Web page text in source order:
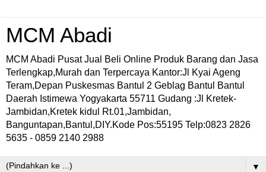
MCM Abadi
MCM Abadi Pusat Jual Beli Online Produk Barang dan Jasa
Terlengkap,Murah dan Terpercaya Kantor:Jl Kyai Ageng
Teram,Depan Puskesmas Bantul 2 Geblag Bantul Bantul
Daerah Istimewa Yogyakarta 55711 Gudang :Jl Kretek-
Jambidan,Kretek kidul Rt.01,Jambidan,
Banguntapan,Bantul,DIY.Kode Pos:55195 Telp:0823 2826
5635 - 0859 2140 2988
▼